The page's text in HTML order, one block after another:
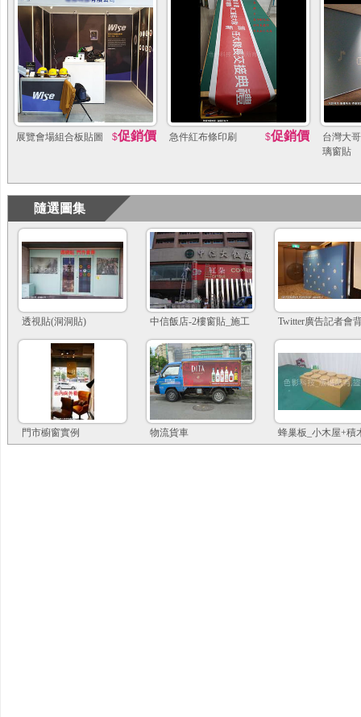
隨選圖集
透視貼(洞洞貼) 中信飯店-2樓窗貼_施工 Twitter廣告記者會
門市櫥窗實例 物流貨車 蜂巢板_小木屋+積
展覽會場組合板貼圖 $促銷價 急件紅布條印刷 $促銷價
台灣大
璃窗貼